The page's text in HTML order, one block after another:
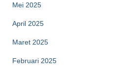
Mei 2025
April 2025
Maret 2025
Februari 2025